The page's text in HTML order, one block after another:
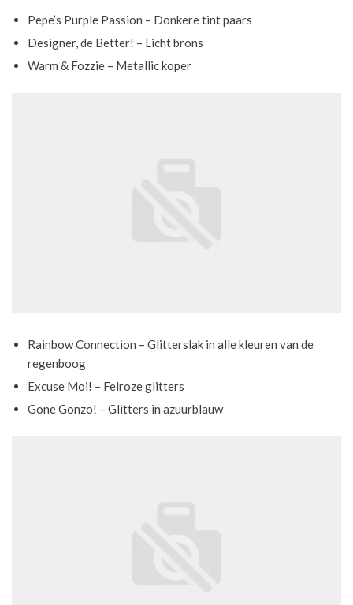
Pepe’s Purple Passion – Donkere tint paars
Designer, de Better! – Licht brons
Warm & Fozzie – Metallic koper
Rainbow Connection – Glitterslak in alle kleuren van de
regenboog
Excuse Moi! – Felroze glitters
Gone Gonzo! – Glitters in azuurblauw